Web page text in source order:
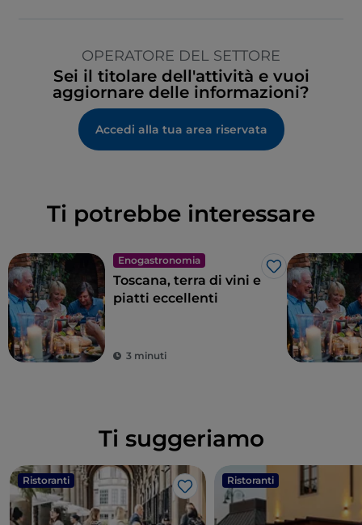
OPERATORE DEL SETTORE
Sei il titolare dell'attività e vuoi
aggiornare delle informazioni?
Accedi alla tua area riservata
Ti potrebbe interessare
Enogastronomia
Like
Toscana, terra di vini e
piatti eccellenti
3 minuti
Ti suggeriamo
Ristoranti
Like
Ristoranti